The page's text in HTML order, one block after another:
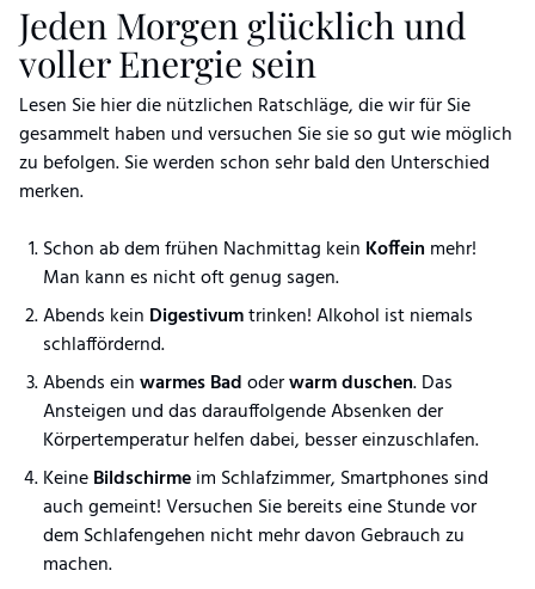
Jeden Morgen glücklich und
voller Energie sein
Lesen Sie hier die nützlichen Ratschläge, die wir für Sie
gesammelt haben und versuchen Sie sie so gut wie möglich
zu befolgen. Sie werden schon sehr bald den Unterschied
merken.
Schon ab dem frühen Nachmittag kein Koffein mehr!
Man kann es nicht oft genug sagen.
Abends kein Digestivumtrinken! Alkohol ist niemals
schlaffördernd.
Abends einwarmes Badoderwarm duschen. Das
Ansteigen und das darauffolgende Absenken der
Körpertemperatur helfen dabei, besser einzuschlafen.
KeineBildschirmeim Schlafzimmer, Smartphones sind
auch gemeint! Versuchen Sie bereits eine Stunde vor
dem Schlafengehen nicht mehr davon Gebrauch zu
machen.